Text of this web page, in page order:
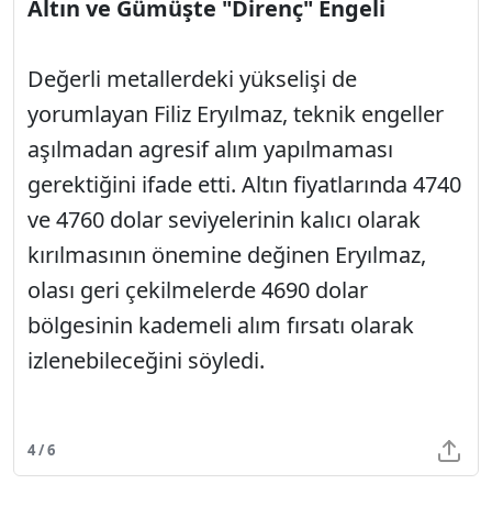
Altın ve Gümüşte "Direnç" Engeli
Değerli metallerdeki yükselişi de
yorumlayan Filiz Eryılmaz, teknik engeller
aşılmadan agresif alım yapılmaması
gerektiğini ifade etti. Altın fiyatlarında 4740
ve 4760 dolar seviyelerinin kalıcı olarak
kırılmasının önemine değinen Eryılmaz,
olası geri çekilmelerde 4690 dolar
bölgesinin kademeli alım fırsatı olarak
izlenebileceğini söyledi.
4 / 6